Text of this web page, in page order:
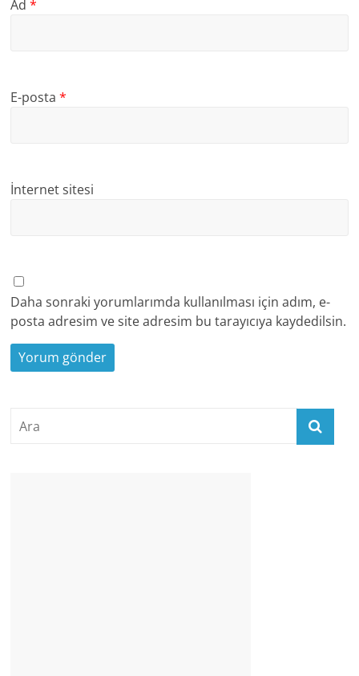
Ad*
E-posta*
İnternet sitesi
Daha sonraki yorumlarımda kullanılması için adım, e-
posta adresim ve site adresim bu tarayıcıya kaydedilsin.